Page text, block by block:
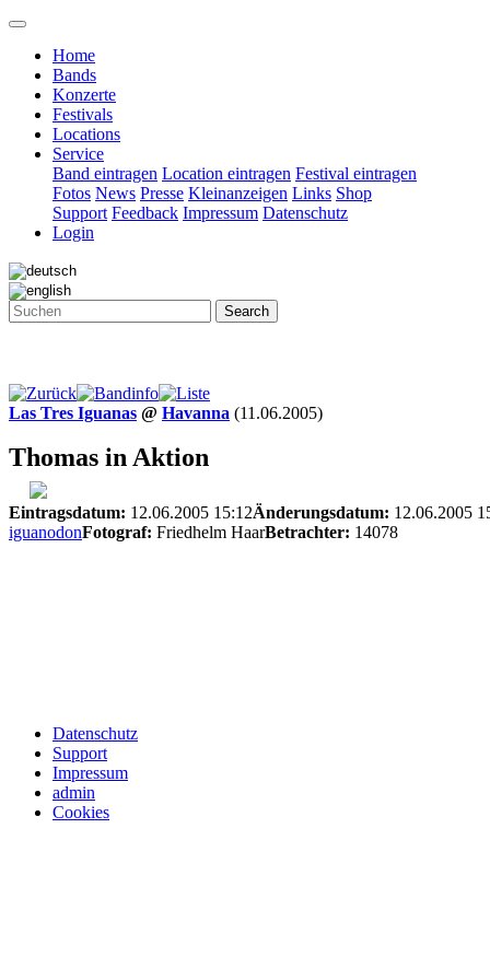
Home
Bands
Konzerte
Festivals
Locations
Service
Band eintragen Location eintragen Festival eintragen
Fotos News Presse Kleinanzeigen Links Shop
Support Feedback Impressum Datenschutz
Login
Search
Las Tres Iguanas @ Havanna (11.06.2005)
Thomas in Aktion
Eintragsdatum: 12.06.2005 15:12Änderungsdatum: 12.06.2005
iguanodonFotograf: Friedhelm HaarBetrachter: 14078
Datenschutz
Support
Impressum
admin
Cookies